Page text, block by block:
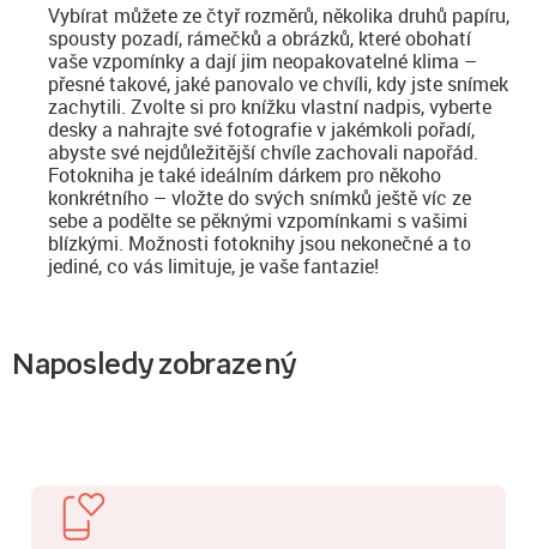
Vybírat můžete ze čtyř rozměrů, několika druhů papíru,
spousty pozadí, rámečků a obrázků, které obohatí
vaše vzpomínky a dají jim neopakovatelné klima –
přesné takové, jaké panovalo ve chvíli, kdy jste snímek
zachytili. Zvolte si pro knížku vlastní nadpis, vyberte
desky a nahrajte své fotografie v jakémkoli pořadí,
abyste své nejdůležitější chvíle zachovali napořád.
Fotokniha je také ideálním dárkem pro někoho
konkrétního – vložte do svých snímků ještě víc ze
sebe a podělte se pěknými vzpomínkami s vašimi
blízkými. Možnosti fotoknihy jsou nekonečné a to
jediné, co vás limituje, je vaše fantazie!
Naposledy zobrazený